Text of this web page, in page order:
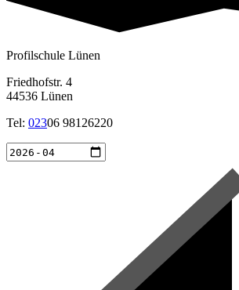
Profilschule Lünen
Friedhofstr. 4
44536 Lünen
Tel: 02306 98126220